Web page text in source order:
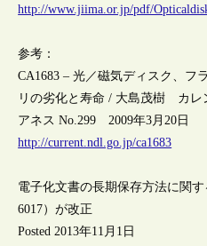
http://www.jiima.or.jp/pdf/
参考：
CA1683 – 光／磁気ディスク、フ
リの劣化と寿命 / 大島茂樹 カレ
アネス No.299 2009年3月20日
http://current.ndl.go.jp/ca1683
電子化文書の長期保存方法に関す
6017）が改正
Posted 2013年11月1日